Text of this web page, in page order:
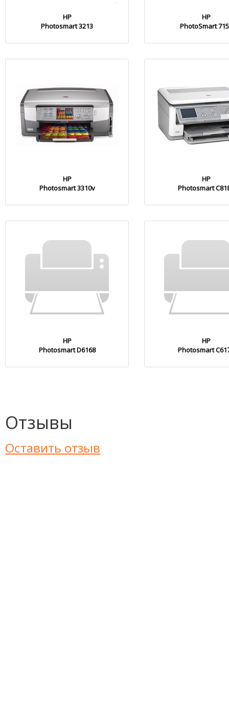
HP
Photosmart 3213
HP
PhotoSmart
HP
Photosmart 3310v
HP
Photosmart
HP
Photosmart D6168
HP
Photosmart
Отзывы
Оставить отзыв